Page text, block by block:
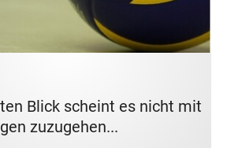
Blick scheint es nicht mit
zuzugehen...